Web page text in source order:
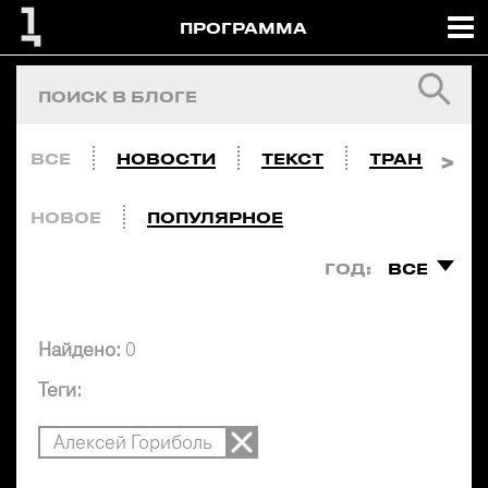
ПРОГРАММА
ВСЕ НОВОСТИ ТЕКСТ
НОВОЕ ПОПУЛЯРНОЕ
ГОД: ВСЕ
Найдено: 0
Теги:
Алексей Гориболь